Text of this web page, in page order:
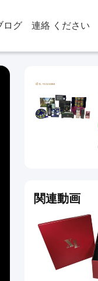
ログ 連絡 ください
関連動画